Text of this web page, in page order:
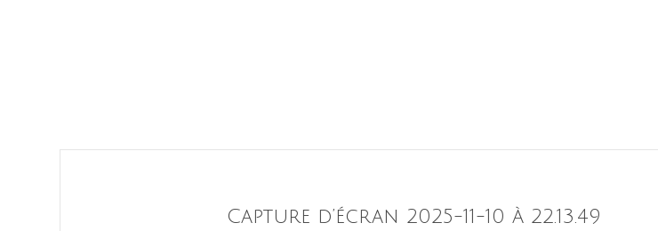
Capture d’écran 2025-11-10 à 22.13.49